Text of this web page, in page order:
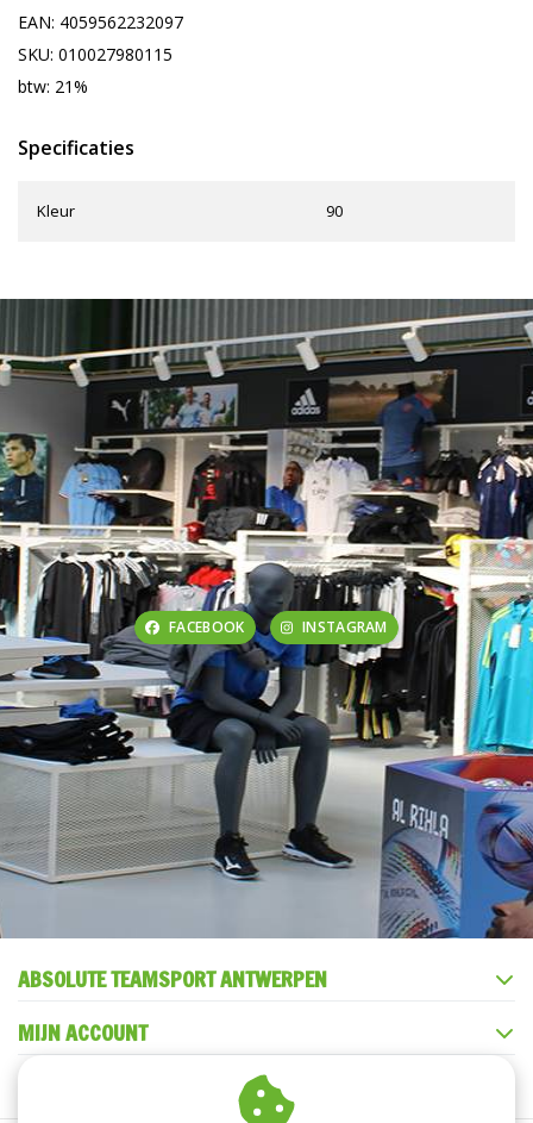
EAN: 4059562232097
SKU: 010027980115
btw: 21%
Specificaties
Kleur 90
FACEBOOK INSTAGRAM
ABSOLUTE TEAMSPORT ANTWERPEN
MIJN ACCOUNT